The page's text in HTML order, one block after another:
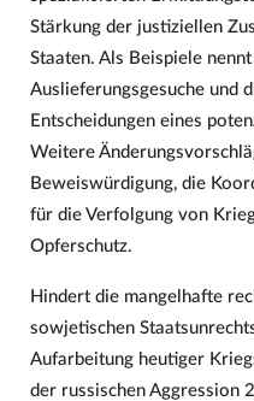
Stärkung der justiziellen
Staaten. Als Beispiele
Auslieferungsgesuche und
Entscheidungen eines
Weitere
Beweiswürdigung, die
für die Verfolgung von
Opferschutz.
Hindert die mangelhafte
sowjetischen
Aufarbeitung heutiger
der russischen Aggression